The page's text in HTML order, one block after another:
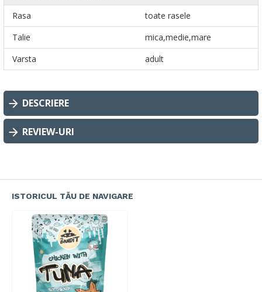
Rasa
toate rasele
Talie
mica,medie,mare
Varsta
adult
DESCRIERE
REVIEW-URI
ISTORICUL TĂU DE NAVIGARE